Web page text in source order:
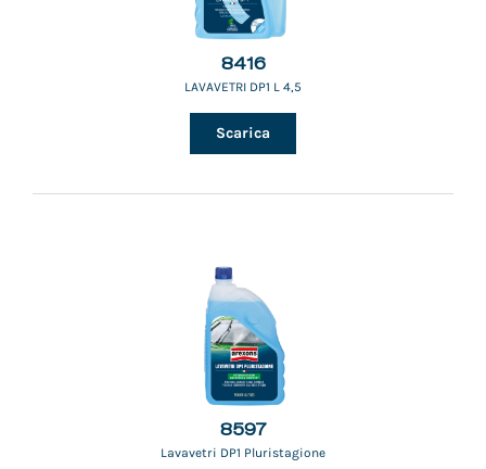
8416
LAVAVETRI DP1 L 4,5
Scarica
8597
Lavavetri DP1 Pluristagione